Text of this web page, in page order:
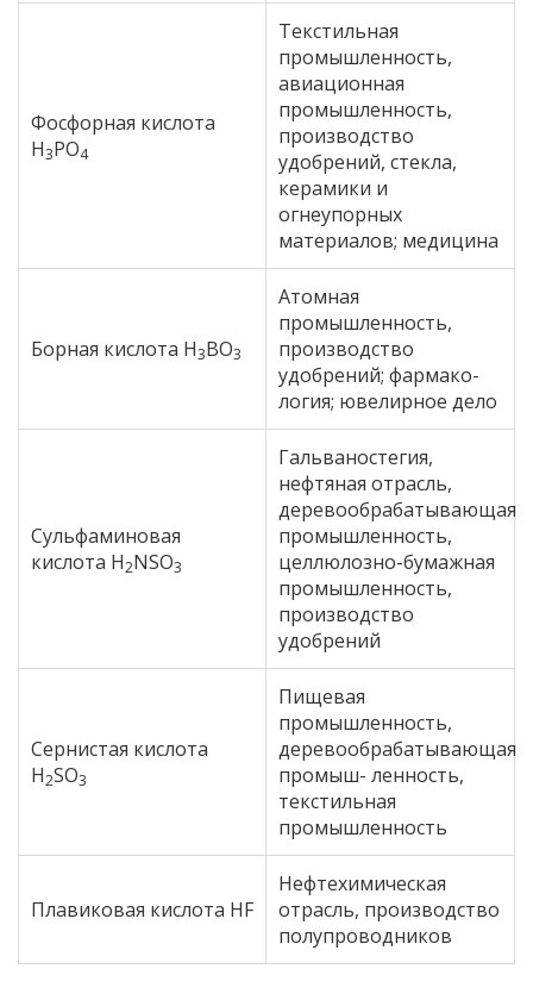
Фосфорная кислота
H3PO4
Текстильная
промышленность,
авиационная
промышленность,
производство
удобрений, стекла,
керамики и
огнеупорных
материалов; медицина
Борная кислота H3BO3
Атомная
промышленность,
производство
удобрений; фармако-
логия; ювелирное дело
Сульфаминовая
кислота H2NSO3
Гальваностегия,
нефтяная отрасль,
деревообрабатывающая
промышленность,
целлюлозно-бумажная
промышленность,
производство
удобрений
Сернистая кислота
H2SO3
Пищевая
промышленность,
деревообрабатывающая
промыш- ленность,
текстильная
промышленность
Плавиковая кислота HF
Нефтехимическая
отрасль, производство
полупроводников